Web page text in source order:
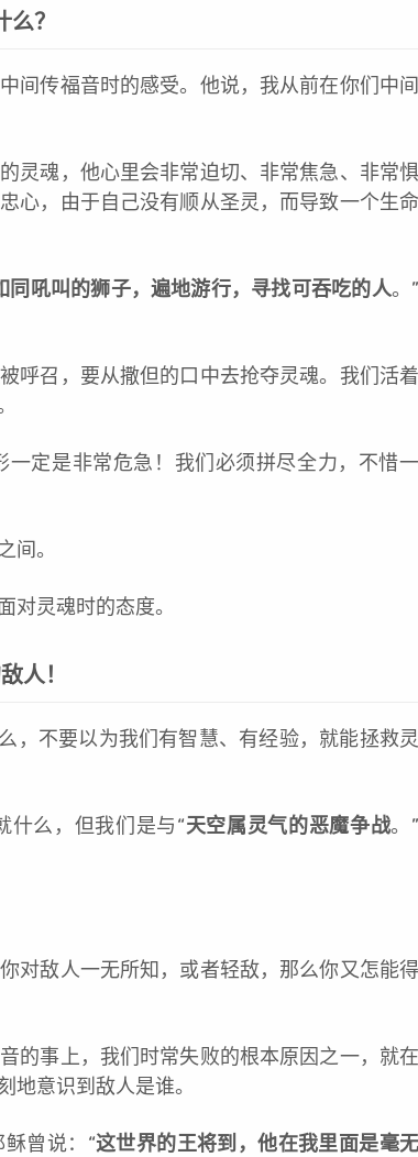
？
间传福音时的感受。他说，我从前在你们中间
灵魂，他心里会非常迫切、非常焦急、非常惧
心，由于自己没有顺从圣灵，而导致一个生命
同吼叫的狮子，遍地游行，寻找可吞吃的人。”
呼召，要从撒但的口中去抢夺灵魂。我们活着
定是非常危急！我们必须拼尽全力，不惜一
间。
对灵魂时的态度。
人！
，不要以为我们有智慧、有经验，就能拯救灵
什么，但我们是与“天空属灵气的恶魔争战。”
对敌人一无所知，或者轻敌，那么你又怎能得
的事上，我们时常失败的根本原因之一，就在
地意识到敌人是谁。
曾说：“这世界的王将到，他在我里面是毫无